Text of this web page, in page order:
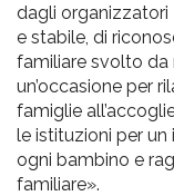
dagli organizzatori
e stabile, di
familiare svolto da
un’occasione per
famiglie
le istituzioni per
ogni bambino e
familiare».